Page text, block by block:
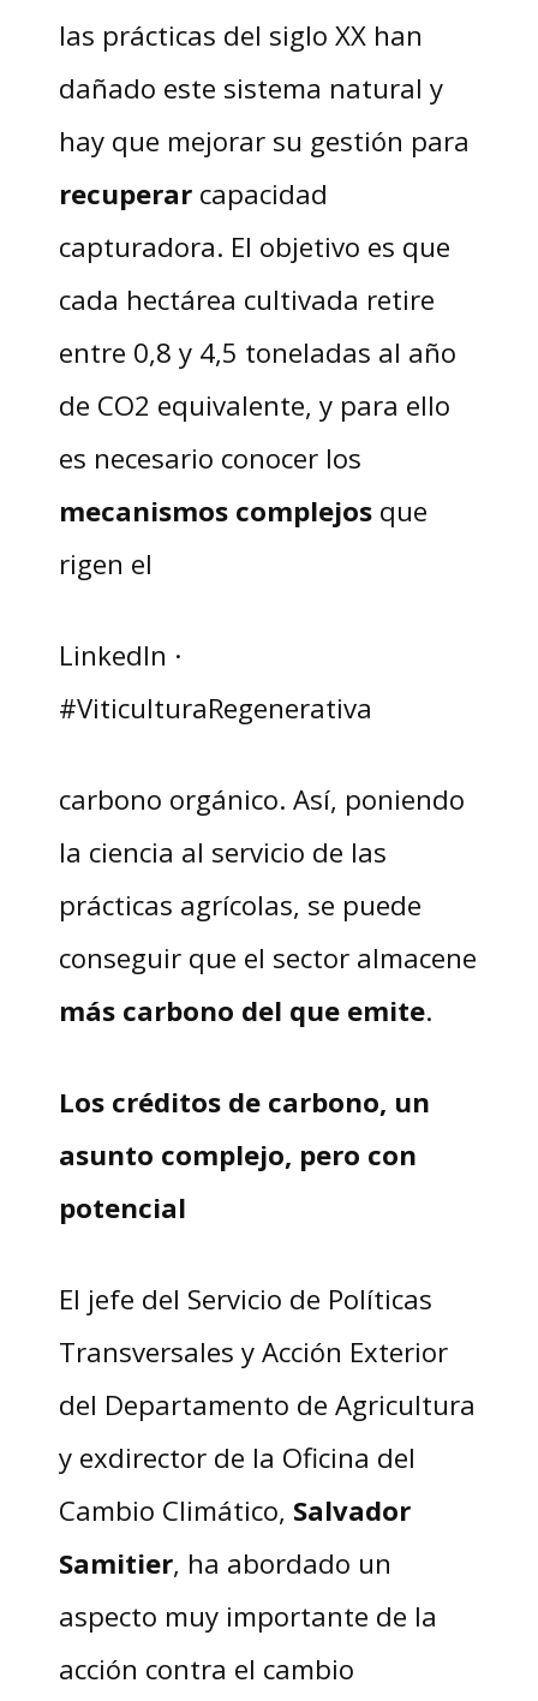
las prácticas del siglo XX han
dañado este sistema natural y
hay que mejorar su gestión para
recuperar capacidad
capturadora. El objetivo es que
cada hectárea cultivada retire
entre 0,8 y 4,5 toneladas al año
de CO2 equivalente, y para ello
es necesario conocer los
mecanismos complejos que
rigen el
LinkedIn ·
#ViticulturaRegenerativa
carbono orgánico. Así, poniendo
la ciencia al servicio de las
prácticas agrícolas, se puede
conseguir que el sector almacene
más carbono del que emite.
Los créditos de carbono, un
asunto complejo, pero con
potencial
El jefe del Servicio de Políticas
Transversales y Acción Exterior
del Departamento de Agricultura
y exdirector de la Oficina del
Cambio Climático, Salvador
Samitier, ha abordado un
aspecto muy importante de la
acción contra el cambio